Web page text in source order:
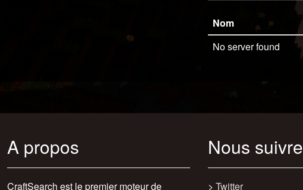
Nom
No server found
A propos
CraftSearch est le premier moteur de
Nous suivre
> Twitter